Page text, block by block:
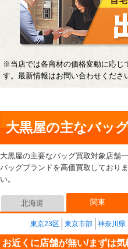
※当店では各商材の価格変動に応じ
す。最新情報はお問い合わせくださ
大黒屋の主なバッ
大黒屋の主要なバッグ買取対象店舗
バッグブランドを高価買取しており
い。
北海道 関東
東京23区 東京市部 神奈川県
お近くに店舗が無い/まずは